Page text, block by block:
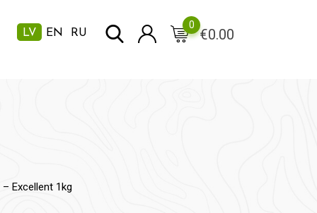
LV EN RU €0.00
0
Excellent 1kg